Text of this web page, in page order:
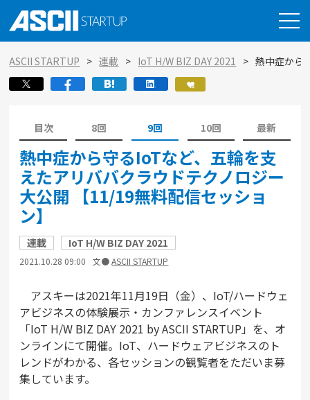
ASCII STARTUP 連載 IoT H/W BIZ DAY 2021 熱中症から
目次 8回 9回 10回 最新
熱中症から守るIoTなど、五輪を支
えたアリババクラウドテクノロジー
大公開 【11/19無料配信セッショ
ン】
連載 IoT H/W BIZ DAY 2021
2021.10.28 09:00 文●ASCII STARTUP
アスキーは2021年11月19日（金）、IoT/ハードウェ
アビジネスの体験展示・カンファレンスイベント
「IoT H/W BIZ DAY 2021 by ASCII STARTUP」を、オ
ンラインにて開催。IoT、ハードウェアビジネスのト
レンドがわかる、各セッションの観覧者をただいま募
集しています。